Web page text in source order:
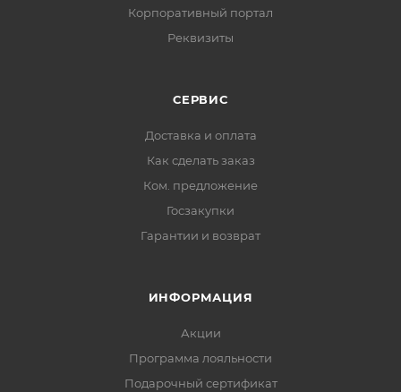
Корпоративный портал
Реквизиты
СЕРВИС
Доставка и оплата
Как сделать заказ
Ком. предложение
Госзакупки
Гарантии и возврат
ИНФОРМАЦИЯ
Акции
Программа лояльности
Подарочный сертификат